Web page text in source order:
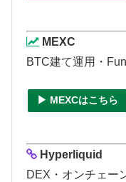
MEXC
BTC建て運用・
▶ MEXCはこちら
Hyperliquid
DEX・オンチェー